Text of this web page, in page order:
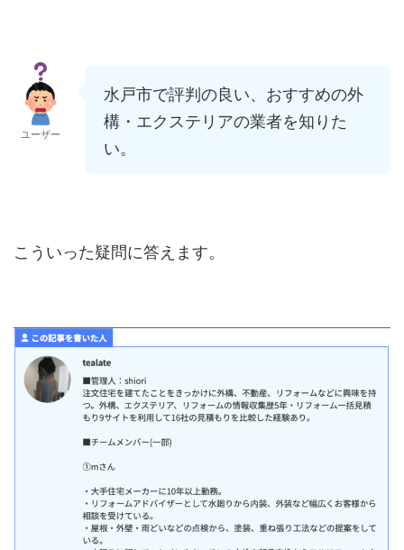
ユーザー
水戸市で評判の良い、おすすめの外
構・エクステリアの業者を知りた
い。
こういった疑問に答えます。